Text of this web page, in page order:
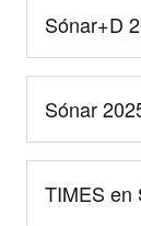
Sónar+D
Sónar
TIMES en